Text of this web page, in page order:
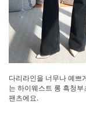
다리라인을 너무나 예쁘
는 하이웨스트 롱 흑청부
팬츠에요.